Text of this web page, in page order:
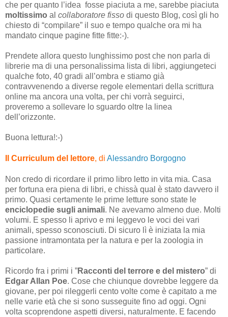
che per quanto l’idea fosse piaciuta a me, sarebbe piaciuta
moltissimo al collaboratore fisso di questo Blog, così gli ho
chiesto di “compilare” il suo e tempo qualche ora mi ha
mandato cinque pagine fitte fitte:-).
Prendete allora questo lunghissimo post che non parla di
librerie ma di una personalissima lista di libri, aggiungeteci
qualche foto, 40 gradi all’ombra e stiamo già
contravvenendo a diverse regole elementari della scrittura
online ma ancora una volta, per chi vorrà seguirci,
proveremo a sollevare lo sguardo oltre la linea
dell’orizzonte.
Buona lettura!:-)
Il Curriculum del lettore, di Alessandro Borgogno
Non credo di ricordare il primo libro letto in vita mia. Casa
per fortuna era piena di libri, e chissà qual è stato davvero il
primo. Quasi certamente le prime letture sono state le
enciclopedie sugli animali. Ne avevamo almeno due. Molti
volumi. E spesso li aprivo e mi leggevo le voci dei vari
animali, spesso sconosciuti. Di sicuro lì è iniziata la mia
passione intramontata per la natura e per la zoologia in
particolare.
Ricordo fra i primi i ”Racconti del terrore e del mistero” di
Edgar Allan Poe. Cose che chiunque dovrebbe leggere da
giovane, per poi rileggerli cento volte come è capitato a me
nelle varie età che si sono susseguite fino ad oggi. Ogni
volta scoprendone aspetti diversi, naturalmente. E facendo